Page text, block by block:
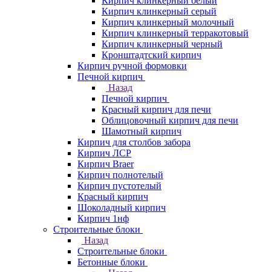
Кирпич клинкерный серый
Кирпич клинкерный молочный
Кирпич клинкерный терракотовый
Кирпич клинкерный черный
Кронштадтский кирпич
Кирпич ручной формовки
Печной кирпич
Назад
Печной кирпич
Красный кирпич для печи
Облицовочный кирпич для печи
Шамотный кирпич
Кирпич для столбов забора
Кирпич ЛСР
Кирпич Braer
Кирпич полнотелый
Кирпич пустотелый
Красный кирпич
Шоколадный кирпич
Кирпич 1нф
Строительные блоки
Назад
Строительные блоки
Бетонные блоки